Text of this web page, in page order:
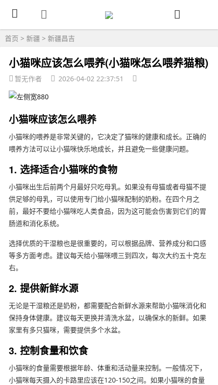
首页 > 新疆 > 新疆昌吉
小猫咪应该怎么喂养(小猫咪怎么喂养猫粮)
暂无作者 2026-04-02 22:37:51
小猫咪应该怎么喂养
小猫咪的喂养是非常关键的，它决定了猫咪的健康和成长。正确的
喂养方法可以让小猫咪快乐地成长，并且避免一些健康问题。
1. 选择适合小猫咪的食物
小猫咪出生后前两个月最好只吃母乳。如果没有母猫或者母猫不提
供足够的母乳，可以使用专门给小猫咪配制的奶粉。在四个月之
前，最好不要给小猫咪吃人类食品，因为这可能会伤害到它们的胃
肠道和消化系统。
选择优质的干湿粮也是很重要的，可以根据品牌、营养成分和口感
等多方面考虑。建议每天给小猫咪喂三到四次，每次大约五十克左
右。
2. 提供新鲜水源
无论是干湿粮还是奶粉，都需要配合新鲜水源来帮助小猫咪消化和
保持身体健康。建议每天更换并清洗水盆，以确保水的新鲜。如果
家里有多只猫咪，需要提供多个水盆。
3. 控制食量和饮食
小猫咪的食量需要根据年龄、体重和活动量来控制。一般情况下，
小猫咪每天摄入的卡路里应该在120-150之间。如果小猫咪的食量